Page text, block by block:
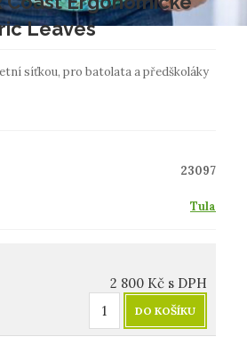
Leaves
síťkou, pro batolata a předškoláky
23097
Tula
2 800 Kč s DPH
DO KOŠÍKU